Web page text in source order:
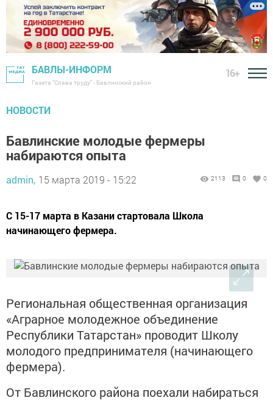
БАВЛЫ-ИНФОРМ
Газета "Слава труду" - Бавлинский район
16+
НОВОСТИ
Бавлинские молодые фермеры
набираются опыта
admin, 15 марта 2019 - 15:22 2113 0 0
С 15-17 марта в Казани стартовала Школа
начинающего фермера.
Региональная общественная организация
«Аграрное молодежное объединение
Республики Татарстан» проводит Школу
молодого предпринимателя (начинающего
фермера).
От Бавлинского района поехали набираться